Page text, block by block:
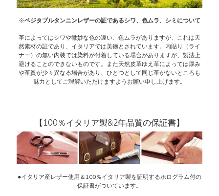
※ベジタブルタンニンレザーの証であるシワ、色ムラ、シミについて
革によってはシワや微妙な色の違い、色ムラがありますが、これは天
然素材の証であり、イタリアでは美徳とされています。内貼り（ライ
ナー）の無い内装では染料が付着している場合がありますが、製法上
避けることのできないものです。また天然皮革ゆえ革によっては厚み
や革質が少々異なる場合があり、ひとつとして同じ革がないところも
魅力としてご理解いただけますようお願い申し上げます。
【100％イタリア製&2年品質の保証書】
●イタリア産レザー使用＆100％イタリア製を証明するホログラム付の
保証書がついています。